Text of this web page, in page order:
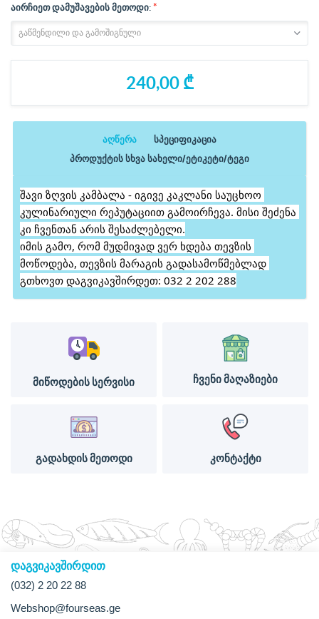
აირჩიეთ დამუშავების მეთოდი: *
240,00 ₾
აღწერა
სპეციფიკაცია
პროდუქტის სხვა სახელი/ეტიკეტი/ტეგი
შავი ზღვის კამბალა - იგივე კაკლანი საუცხოო
კულინარიული რეპუტაციით გამოირჩევა. მისი შეძენა
კი ჩვენთან არის შესაძლებელი.
იმის გამო, რომ მუდმივად ვერ ხდება თევზის
მოწოდება, თევზის მარაგის გადასამოწმებლად
გთხოვთ დაგვიკავშირდეთ: 032 2 202 288
მიწოდების სერვისი ჩვენი მაღაზიები
გადახდის მეთოდი კონტაქტი
დაგვიკავშირდით
(032) 2 20 22 88
Webshop@fourseas.ge